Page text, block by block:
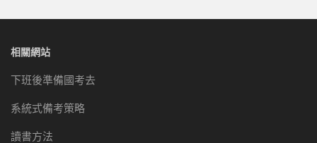
相關網站
下班後準備國考去
系統式備考策略
讀書方法